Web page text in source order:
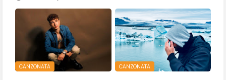
CANZONATA CANZONATA